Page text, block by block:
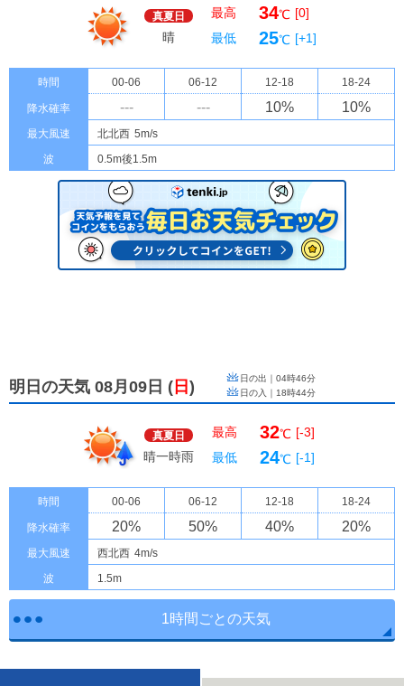
真夏日
晴
最高 34℃ [0]
最低
25℃ [+1]
時間 00-06 06-12 12-18 18-24
降水確率 --- --- 10% 10%
最大風速 北北西 5m/s
波
0.5m後1.5m
明日の天気 08月09日 ( 日 ) 日の出｜ 04時46分
日の入｜ 18時44分
真夏日
晴一時雨
最高 32℃ [-3]
最低
24℃ [-1]
時間 00-06 06-12 12-18 18-24
降水確率 20% 50% 40% 20%
最大風速 西北西 4m/s
波
1.5m
1時間ごとの天気